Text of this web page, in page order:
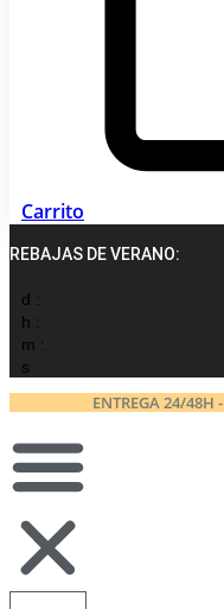
Carrito
REBAJAS DE VERANO:
d :
h :
m :
s
ENTREGA 24/48H -